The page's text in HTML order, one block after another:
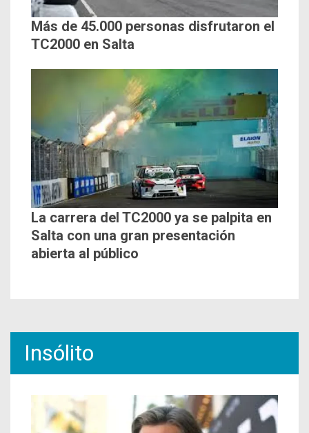
Más de 45.000 personas disfrutaron el
TC2000 en Salta
La carrera del TC2000 ya se palpita en
Salta con una gran presentación
abierta al público
Insólito